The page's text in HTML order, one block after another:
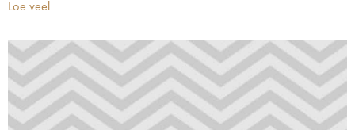
Loe veel